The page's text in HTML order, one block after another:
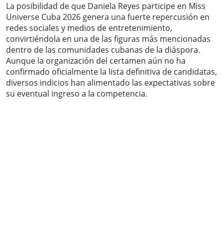
La posibilidad de que Daniela Reyes participe en Miss
Universe Cuba 2026 genera una fuerte repercusión en
redes sociales y medios de entretenimiento,
convirtiéndola en una de las figuras más mencionadas
dentro de las comunidades cubanas de la diáspora.
Aunque la organización del certamen aún no ha
confirmado oficialmente la lista definitiva de candidatas,
diversos indicios han alimentado las expectativas sobre
su eventual ingreso a la competencia.